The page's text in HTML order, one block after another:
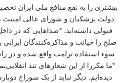
بیشتری را به نفع منافع ملی ایران
دولت پزشکیان و شورای عالی امنیت
قبولی داشته‌اند. *صداهایی که در
صلح را خیانت و مذاکره‌کنندگان
سوء استفاده ترامپ واقع شده و در
*ما مکررا از این شعارهای تند
دیده‌ایم. دیگر نباید از یک سوراخ